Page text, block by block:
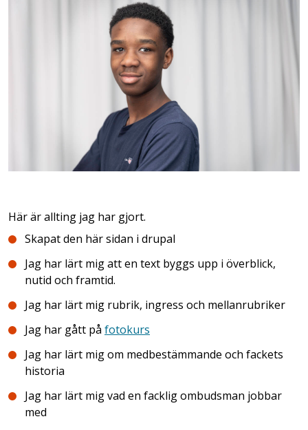
Här är allting jag har gjort.
Skapat den här sidan i drupal
Jag har lärt mig att en text byggs upp i överblick,
nutid och framtid.
Jag har lärt mig rubrik, ingress och mellanrubriker
Jag har gått på fotokurs
Jag har lärt mig om medbestämmande och fackets
historia
Jag har lärt mig vad en facklig ombudsman jobbar
med